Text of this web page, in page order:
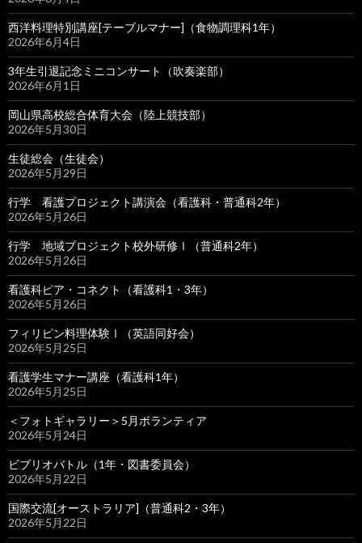
西洋料理特別講座[テーブルマナー]（食物調理科1年）
2026年6月4日
3年生引退記念ミニコンサート（吹奏楽部）
2026年6月1日
岡山県高校総合体育大会（陸上競技部）
2026年5月30日
生徒総会（生徒会）
2026年5月29日
行学 看護プロジェクト講演会（看護科・普通科2年）
2026年5月26日
行学 地域プロジェクト校外研修Ⅰ（普通科2年）
2026年5月26日
看護科ピア・コネクト（看護科1・3年）
2026年5月26日
フィリピン料理体験Ⅰ（英語同好会）
2026年5月25日
看護学生マナー講座（看護科1年）
2026年5月25日
＜フォトギャラリー＞5月ボランティア
2026年5月24日
ビブリオバトル（1年・図書委員会）
2026年5月22日
国際交流[オーストラリア]（普通科2・3年）
2026年5月22日